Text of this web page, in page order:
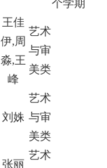
个学期
王佳
伊,周
淼,王
峰
艺术
与审
美类
刘姝
艺术
与审
美类
张丽
艺术